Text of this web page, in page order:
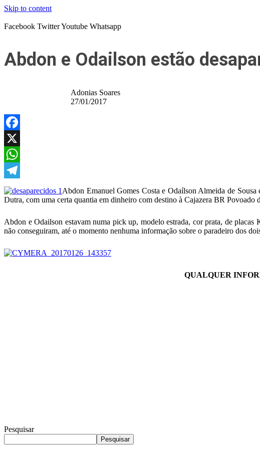
Skip to content
Facebook TwitterYoutube Whatsapp
Abdon e Odailson estão
Adonias Soares
27/01/2017
Facebook
X
WhatsApp
Telegram
Abdon Emanuel Gomes Costa e Odaílson Almeida de Sousa
Dutra, com uma certa quantia em dinheiro com destino à Cajazera BR
Abdon e Odailson estavam numa pick up, modelo estrada, cor prata, de
não conseguiram, até o momento nenhuma informação sobre o paradeiro dos
QUALQUER
Pesquisar
Pesquisar